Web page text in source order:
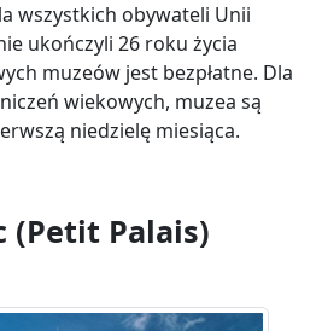
wszystkich obywateli Unii
ukończyli 26 roku życia
muzeów jest bezpłatne. Dla
wiekowych, muzea są
niedzielę miesiąca.
(Petit Palais)